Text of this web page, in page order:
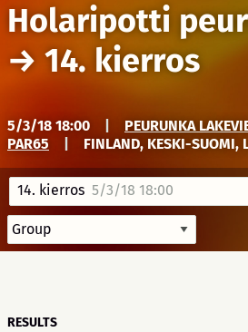
Holaripotti
→ 14. kierros
5/3/18 18:00
PEURUNKA
PAR65
FINLAND, KESKI-SUOMI,
14. kierros 5/3/18 18:00
RESULTS